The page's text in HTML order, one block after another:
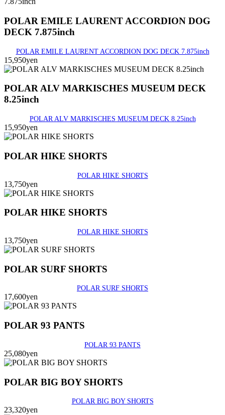
POLAR EMILE LAURENT ACCORDION DOG
DECK 7.875inch
POLAR EMILE LAURENT ACCORDION DOG DECK 7.875inch
15,950yen
POLAR ALV MARKISCHES MUSEUM DECK
8.25inch
POLAR ALV MARKISCHES MUSEUM DECK 8.25inch
15,950yen
POLAR HIKE SHORTS
POLAR HIKE SHORTS
13,750yen
POLAR HIKE SHORTS
POLAR HIKE SHORTS
13,750yen
POLAR SURF SHORTS
POLAR SURF SHORTS
17,600yen
POLAR 93 PANTS
POLAR 93 PANTS
25,080yen
POLAR BIG BOY SHORTS
POLAR BIG BOY SHORTS
23,320yen